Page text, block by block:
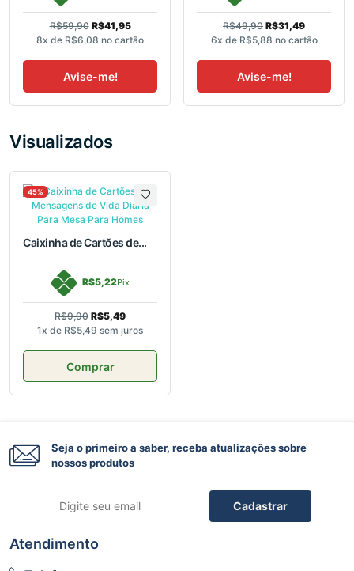
R$59,90 R$41,95
8x de R$6,08 no cartão
Avise-me!
R$49,90 R$31,49
6x de R$5,88 no cartão
Avise-me!
Visualizados
45%
Caixinha de Cartões de...
R$5,22Pix
R$9,90 R$5,49
1x de R$5,49 sem juros
Comprar
Seja o primeiro a saber, receba atualizações sobre
nossos produtos
Cadastrar
Atendimento